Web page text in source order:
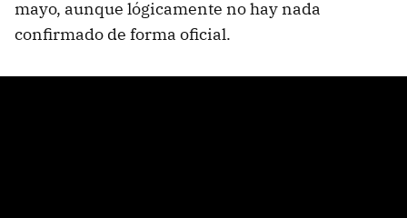
mayo, aunque lógicamente no hay nada
confirmado de forma oficial.